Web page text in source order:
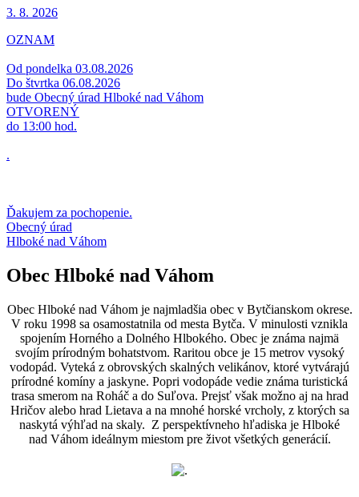
3. 8. 2026
OZNAM
Od pondelka 03.08.2026
Do štvrtka 06.08.2026
bude Obecný úrad Hlboké nad Váhom
OTVORENÝ
do 13:00 hod.
.
Ďakujem za pochopenie.
Obecný úrad
Hlboké nad Váhom
Obec Hlboké nad Váhom
Obec Hlboké nad Váhom je najmladšia obec v Bytčianskom okrese.
V roku 1998 sa osamostatnila od mesta Bytča. V minulosti vznikla
spojením Horného a Dolného Hlbokého. Obec je známa najmä
svojím prírodným bohatstvom. Raritou obce je 15 metrov vysoký
vodopád. Vyteká z obrovských skalných velikánov, ktoré vytvárajú
prírodné komíny a jaskyne. Popri vodopáde vedie známa turistická
trasa smerom na Roháč a do Suľova. Prejsť však možno aj na hrad
Hričov alebo hrad Lietava a na mnohé horské vrcholy, z ktorých sa
naskytá výhľad na skaly. Z perspektívneho hľadiska je Hlboké
nad Váhom ideálnym miestom pre život všetkých generácií.